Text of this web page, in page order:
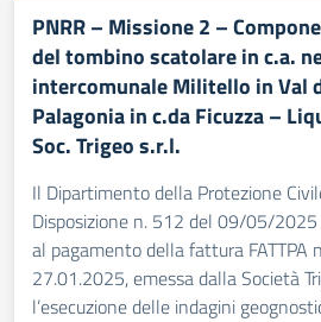
PNRR – Missione 2 –
del tombino scatolare in c.a.
intercomunale Militello in Val
Palagonia in c.da Ficuzza –
Soc. Trigeo s.r.l.
Il Dipartimento della Protezione
Disposizione n. 512 del 09/05/
al pagamento della fattura FATTPA
27.01.2025, emessa dalla Società
l’esecuzione delle indagini